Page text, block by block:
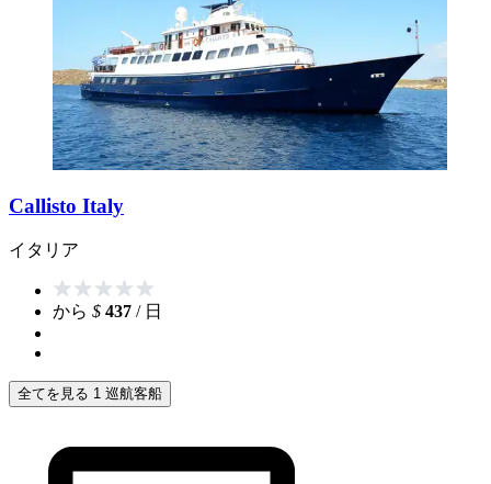
Callisto Italy
イタリア
から $ 437 / 日
全てを見る 1 巡航客船